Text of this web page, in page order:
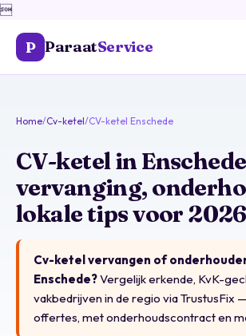

P ParaatService
Home/Cv-ketel/CV-ketel Enschede
CV-ketel in
vervanging,
lokale tips voor 2026
Cv-ketel vervangen of
Enschede?Vergelijk erkende, KvK-
vakbedrijven in de regio viaTrustusFix
offertes, met onderhoudscontract en